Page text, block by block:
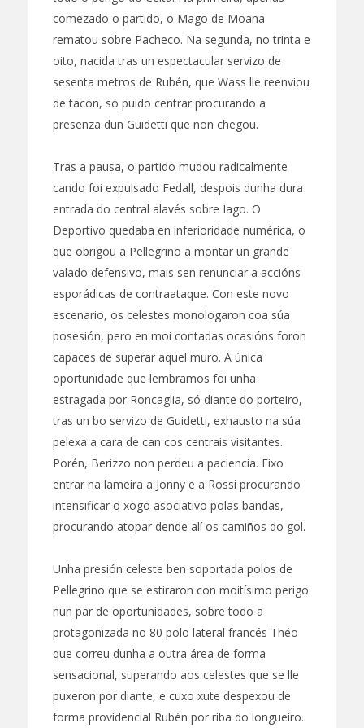
comezado o partido, o Mago de Moaña
rematou sobre Pacheco. Na segunda, no trinta e
oito, nacida tras un espectacular servizo de
sesenta metros de Rubén, que Wass lle reenviou
de tacón, só puido centrar procurando a
presenza dun Guidetti que non chegou.
Tras a pausa, o partido mudou radicalmente
cando foi expulsado Fedall, despois dunha dura
entrada do central alavés sobre Iago. O
Deportivo quedaba en inferioridade numérica, o
que obrigou a Pellegrino a montar un grande
valado defensivo, mais sen renunciar a accións
esporádicas de contraataque. Con este novo
escenario, os celestes monologaron coa súa
posesión, pero en moi contadas ocasións foron
capaces de superar aquel muro. A única
oportunidade que lembramos foi unha
estragada por Roncaglia, só diante do porteiro,
tras un bo servizo de Guidetti, exhausto na súa
pelexa a cara de can cos centrais visitantes.
Porén, Berizzo non perdeu a paciencia. Fixo
entrar na lameira a Jonny e a Rossi procurando
intensificar o xogo asociativo polas bandas,
procurando atopar dende alí os camiños do gol.
Unha presión celeste ben soportada polos de
Pellegrino que se estiraron con moitísimo perigo
nun par de oportunidades, sobre todo a
protagonizada no 80 polo lateral francés Théo
que correu dunha a outra área de forma
sensacional, superando aos celestes que se lle
puxeron por diante, e cuxo xute despexou de
forma providencial Rubén por riba do longueiro.